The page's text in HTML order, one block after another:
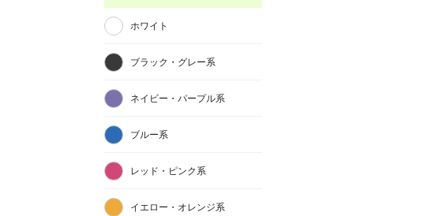
ホワイト
ブラック・グレー系
ネイビー・パープル系
ブルー系
レッド・ピンク系
イエロー・オレンジ系